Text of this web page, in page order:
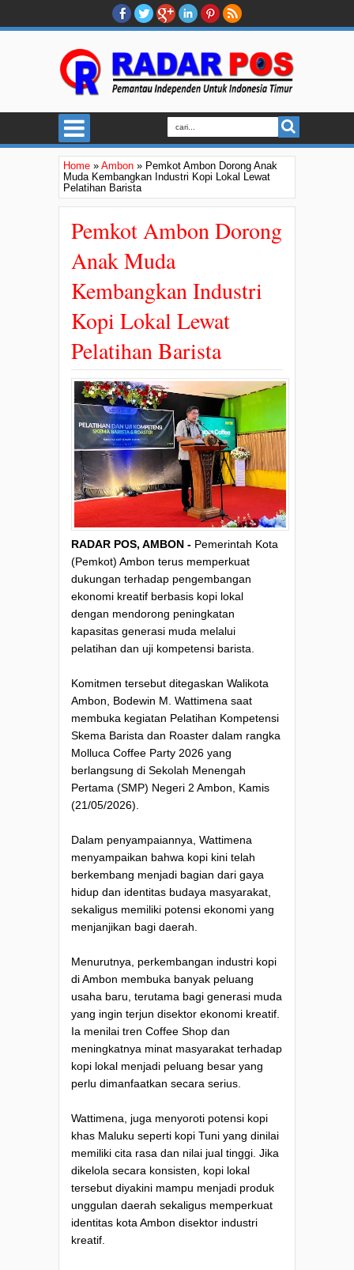
Home » Ambon » Pemkot Ambon Dorong Anak
Muda Kembangkan Industri Kopi Lokal Lewat
Pelatihan Barista
Pemkot Ambon Dorong
Anak Muda
Kembangkan Industri
Kopi Lokal Lewat
Pelatihan Barista
RADAR POS, AMBON - Pemerintah Kota
(Pemkot) Ambon terus memperkuat
dukungan terhadap pengembangan
ekonomi kreatif berbasis kopi lokal
dengan mendorong peningkatan
kapasitas generasi muda melalui
pelatihan dan uji kompetensi barista.
Komitmen tersebut ditegaskan Walikota
Ambon, Bodewin M. Wattimena saat
membuka kegiatan Pelatihan Kompetensi
Skema Barista dan Roaster dalam rangka
Molluca Coffee Party 2026 yang
berlangsung di Sekolah Menengah
Pertama (SMP) Negeri 2 Ambon, Kamis
(21/05/2026).
Dalam penyampaiannya, Wattimena
menyampaikan bahwa kopi kini telah
berkembang menjadi bagian dari gaya
hidup dan identitas budaya masyarakat,
sekaligus memiliki potensi ekonomi yang
menjanjikan bagi daerah.
Menurutnya, perkembangan industri kopi
di Ambon membuka banyak peluang
usaha baru, terutama bagi generasi muda
yang ingin terjun disektor ekonomi kreatif.
Ia menilai tren Coffee Shop dan
meningkatnya minat masyarakat terhadap
kopi lokal menjadi peluang besar yang
perlu dimanfaatkan secara serius.
Wattimena, juga menyoroti potensi kopi
khas Maluku seperti kopi Tuni yang dinilai
memiliki cita rasa dan nilai jual tinggi. Jika
dikelola secara konsisten, kopi lokal
tersebut diyakini mampu menjadi produk
unggulan daerah sekaligus memperkuat
identitas kota Ambon disektor industri
kreatif.